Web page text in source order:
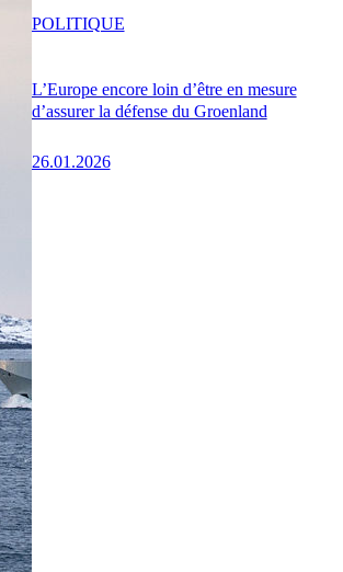
L’Europe encore loin d’être en mesure
d’assurer la défense du Groenland
26.01.2026
POLITIQUE